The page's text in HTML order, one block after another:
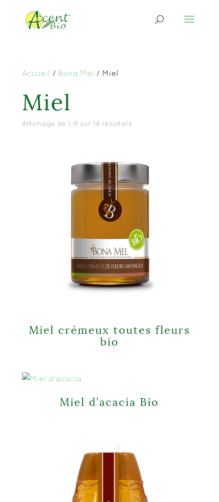
Accueil / Bona Mel / Miel
Miel
Affichage de 1–9 sur 14 résultats
Miel crémeux toutes fleurs
bio
Miel d’acacia Bio